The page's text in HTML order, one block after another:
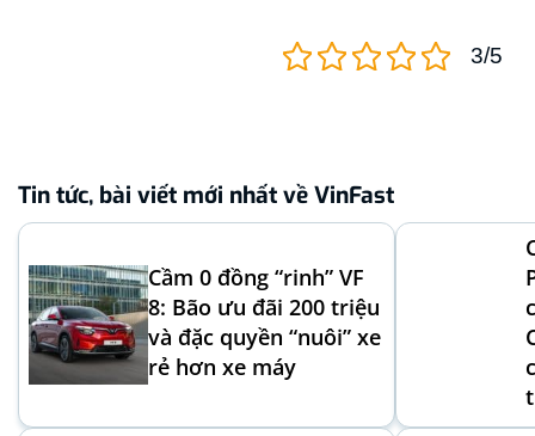
3/5
Tin tức, bài viết mới nhất về VinFast
Cầm 0 đồng “rinh” VF
8: Bão ưu đãi 200 triệu
và đặc quyền “nuôi” xe
rẻ hơn xe máy